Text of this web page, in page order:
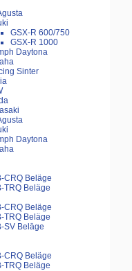
GSX-R 600/750
GSX-R 1000
Daytona
Sinter
Daytona
CRQ Beläge
TRQ Beläge
CRQ Beläge
TRQ Beläge
SV Beläge
CRQ Beläge
TRQ Beläge